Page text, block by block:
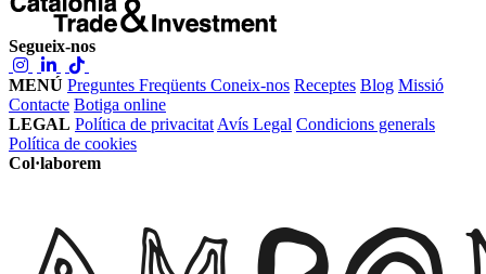
Segueix-nos
MENÚ Preguntes Freqüents Coneix-nos Receptes Blog Missió
Contacte Botiga online
LEGAL Política de privacitat Avís Legal Condicions generals
Política de cookies
Col·laborem